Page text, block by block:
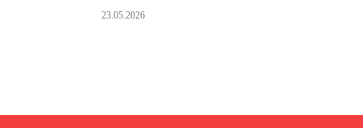
23.05.2026